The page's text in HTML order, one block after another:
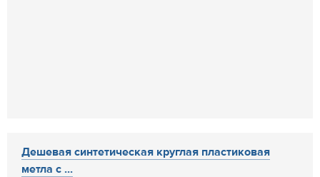
Дешевая синтетическая круглая пластиковая
метла с ...